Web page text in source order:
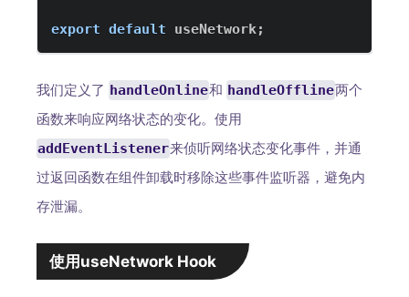
export default useNetwork;
我们定义了 handleOnline和 handleOffline两个
函数来响应网络状态的变化。使用
addEventListener来侦听网络状态变化事件，并通
过返回函数在组件卸载时移除这些事件监听器，避免内
存泄漏。
使用useNetwork Hook